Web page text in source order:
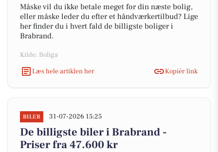
Måske vil du ikke betale meget for din næste bolig,
eller måske leder du efter et håndværkertilbud? Lige
her finder du i hvert fald de billigste boliger i
Brabrand.
Kilde: Boliga
Læs hele artiklen her
Kopiér link
BILER 31-07-2026 15:25
De billigste biler i Brabrand -
Priser fra 47.600 kr